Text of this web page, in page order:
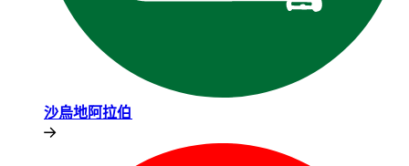
沙烏地阿拉伯​​